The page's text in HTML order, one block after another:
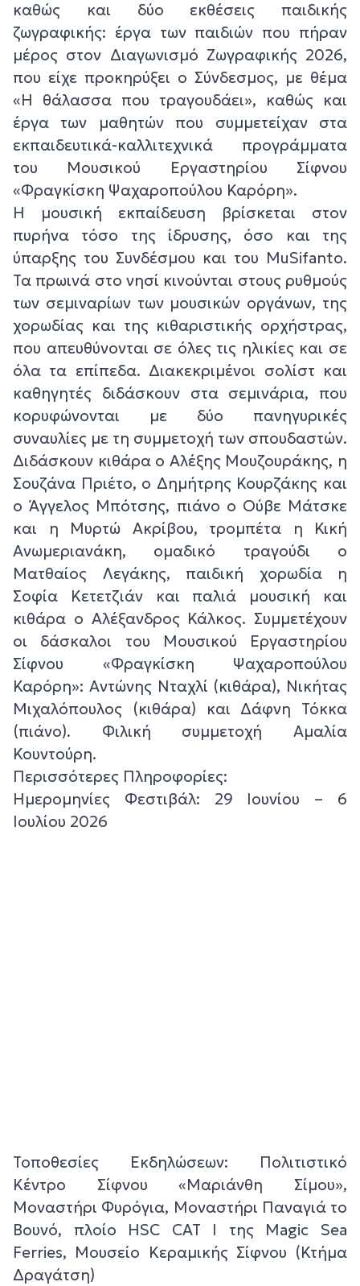
καθώς και δύο εκθέσεις παιδικής
ζωγραφικής: έργα των παιδιών που πήραν
μέρος στον Διαγωνισμό Ζωγραφικής 2026,
που είχε προκηρύξει ο Σύνδεσμος, με θέμα
«Η θάλασσα που τραγουδάει», καθώς και
έργα των μαθητών που συμμετείχαν στα
εκπαιδευτικά-καλλιτεχνικά προγράμματα
του Μουσικού Εργαστηρίου Σίφνου
«Φραγκίσκη Ψαχαροπούλου Καρόρη».
Η μουσική εκπαίδευση βρίσκεται στον
πυρήνα τόσο της ίδρυσης, όσο και της
ύπαρξης του Συνδέσμου και του MuSifanto.
Τα πρωινά στο νησί κινούνται στους ρυθμούς
των σεμιναρίων των μουσικών οργάνων, της
χορωδίας και της κιθαριστικής ορχήστρας,
που απευθύνονται σε όλες τις ηλικίες και σε
όλα τα επίπεδα. Διακεκριμένοι σολίστ και
καθηγητές διδάσκουν στα σεμινάρια, που
κορυφώνονται με δύο πανηγυρικές
συναυλίες με τη συμμετοχή των σπουδαστών.
Διδάσκουν κιθάρα ο Αλέξης Μουζουράκης, η
Σουζάνα Πριέτο, ο Δημήτρης Κουρζάκης και
ο Άγγελος Μπότσης, πιάνο ο Ούβε Μάτσκε
και η Μυρτώ Ακρίβου, τρομπέτα η Κική
Ανωμεριανάκη, ομαδικό τραγούδι ο
Ματθαίος Λεγάκης, παιδική χορωδία η
Σοφία Κετετζιάν και παλιά μουσική και
κιθάρα ο Αλέξανδρος Κάλκος. Συμμετέχουν
οι δάσκαλοι του Μουσικού Εργαστηρίου
Σίφνου «Φραγκίσκη Ψαχαροπούλου
Καρόρη»: Αντώνης Νταχλί (κιθάρα), Νικήτας
Μιχαλόπουλος (κιθάρα) και Δάφνη Τόκκα
(πιάνο). Φιλική συμμετοχή Αμαλία
Κουντούρη.
Περισσότερες Πληροφορίες:
Ημερομηνίες Φεστιβάλ: 29 Ιουνίου – 6
Ιουλίου 2026
Τοποθεσίες Εκδηλώσεων: Πολιτιστικό
Κέντρο Σίφνου «Μαριάνθη Σίμου»,
Μοναστήρι Φυρόγια, Μοναστήρι Παναγιά το
Βουνό, πλοίο HSC CAT I της Magic Sea
Ferries, Μουσείο Κεραμικής Σίφνου (Κτήμα
Δραγάτση)